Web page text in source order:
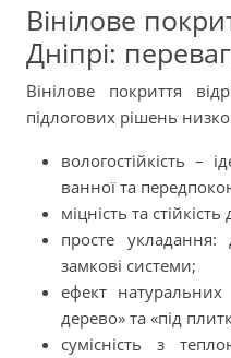
Вінілове
Дніпрі:
Вінілове покриття
підлогових рішень
вологостійкість –
ванної та
міцність та
просте укладання:
замкові системи;
ефект натуральних
дерево» та «під
сумісність з